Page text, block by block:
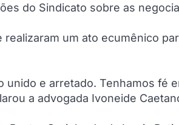
do Sindicato sobre as
um ato ecumênico
unido e arretado. Tenhamos fé
a advogada Ivoneide